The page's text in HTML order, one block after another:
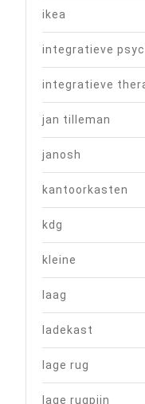
ikea
integratieve
integratieve
jan tilleman
janosh
kantoorkasten
kdg
kleine
laag
ladekast
lage rug
lage rugpijn